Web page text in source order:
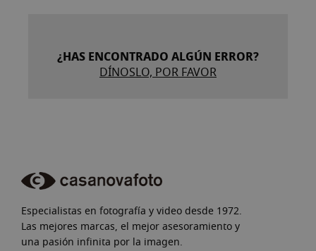
¿HAS ENCONTRADO ALGÚN ERROR?
DÍNOSLO, POR FAVOR
Especialistas en fotografía y video desde 1972.
Las mejores marcas, el mejor asesoramiento y
una pasión infinita por la imagen.